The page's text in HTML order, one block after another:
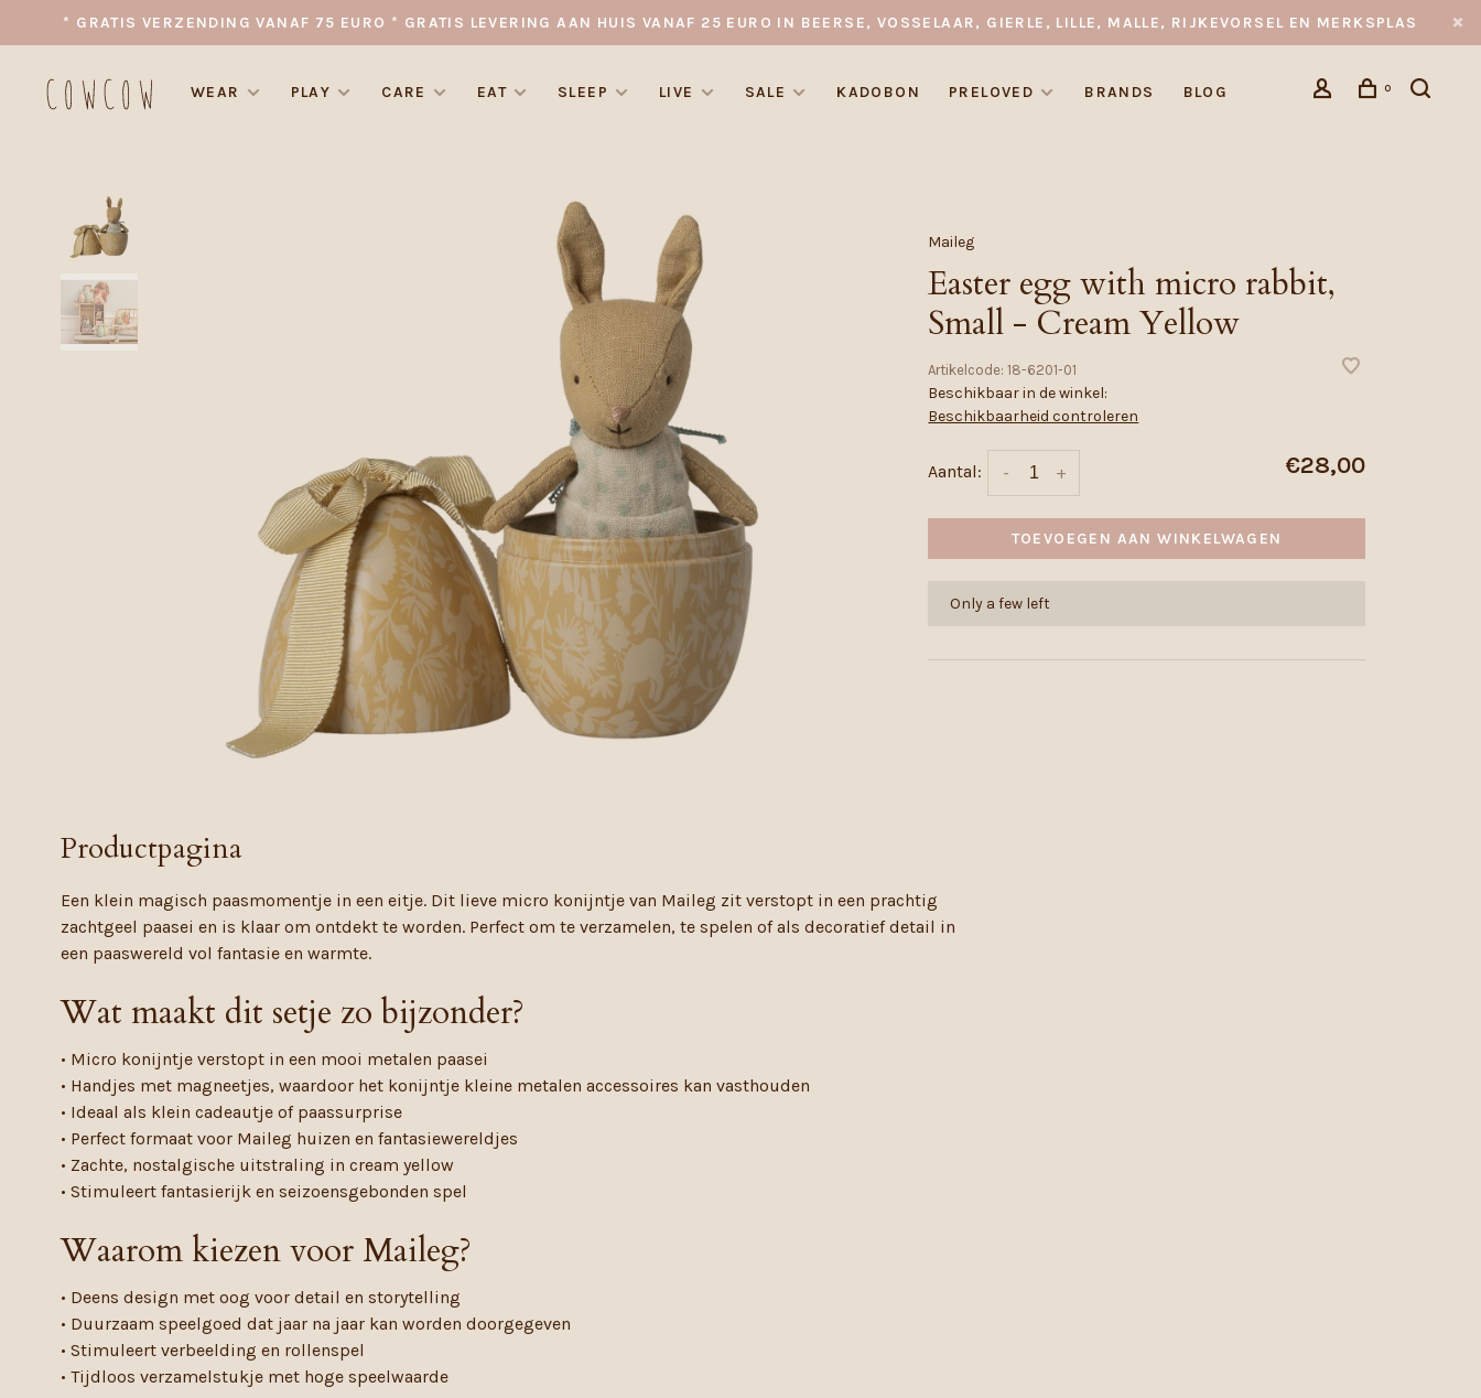
* GRATIS VERZENDING VANAF 75 EURO * GRATIS LEVERING AAN HUIS VANAF 25 EURO IN BEERSE, VOSSELAAR, GIERLE, LILLE, MALLE, RIJKEVORSEL EN MERKSPLAS
WEAR PLAY CARE EAT SLEEP LIVE SALE KADOBON PRELOVED BRANDS BLOG 0
Maileg
Easter egg with micro rabbit,
Small - Cream Yellow
Artikelcode: 18-6201-01
Beschikbaar in de winkel:
Beschikbaarheid controleren
Aantal: +
- €28,00
TOEVOEGEN AAN WINKELWAGEN
Only a few left
Productpagina
Een klein magisch paasmomentje in een eitje. Dit lieve micro konijntje van Maileg zit verstopt in een prachtig
zachtgeel paasei en is klaar om ontdekt te worden. Perfect om te verzamelen, te spelen of als decoratief detail in
een paaswereld vol fantasie en warmte.
Wat maakt dit setje zo bijzonder?
• Micro konijntje verstopt in een mooi metalen paasei
• Handjes met magneetjes, waardoor het konijntje kleine metalen accessoires kan vasthouden
• Ideaal als klein cadeautje of paassurprise
• Perfect formaat voor Maileg huizen en fantasiewereldjes
• Zachte, nostalgische uitstraling in cream yellow
• Stimuleert fantasierijk en seizoensgebonden spel
Waarom kiezen voor Maileg?
• Deens design met oog voor detail en storytelling
• Duurzaam speelgoed dat jaar na jaar kan worden doorgegeven
• Stimuleert verbeelding en rollenspel
• Tijdloos verzamelstukje met hoge speelwaarde